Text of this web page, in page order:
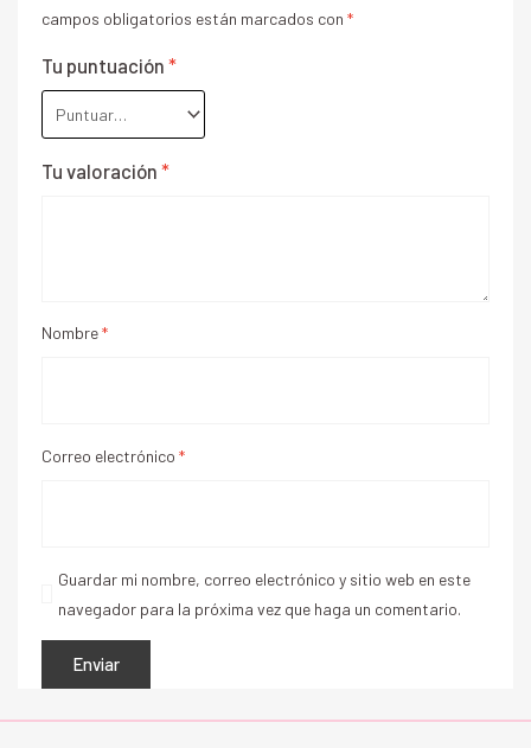
campos obligatorios están marcados con *
Tu puntuación *
Tu valoración *
Nombre*
Correo electrónico *
Guardar mi nombre, correo electrónico y sitio web en este
navegador para la próxima vez que haga un comentario.